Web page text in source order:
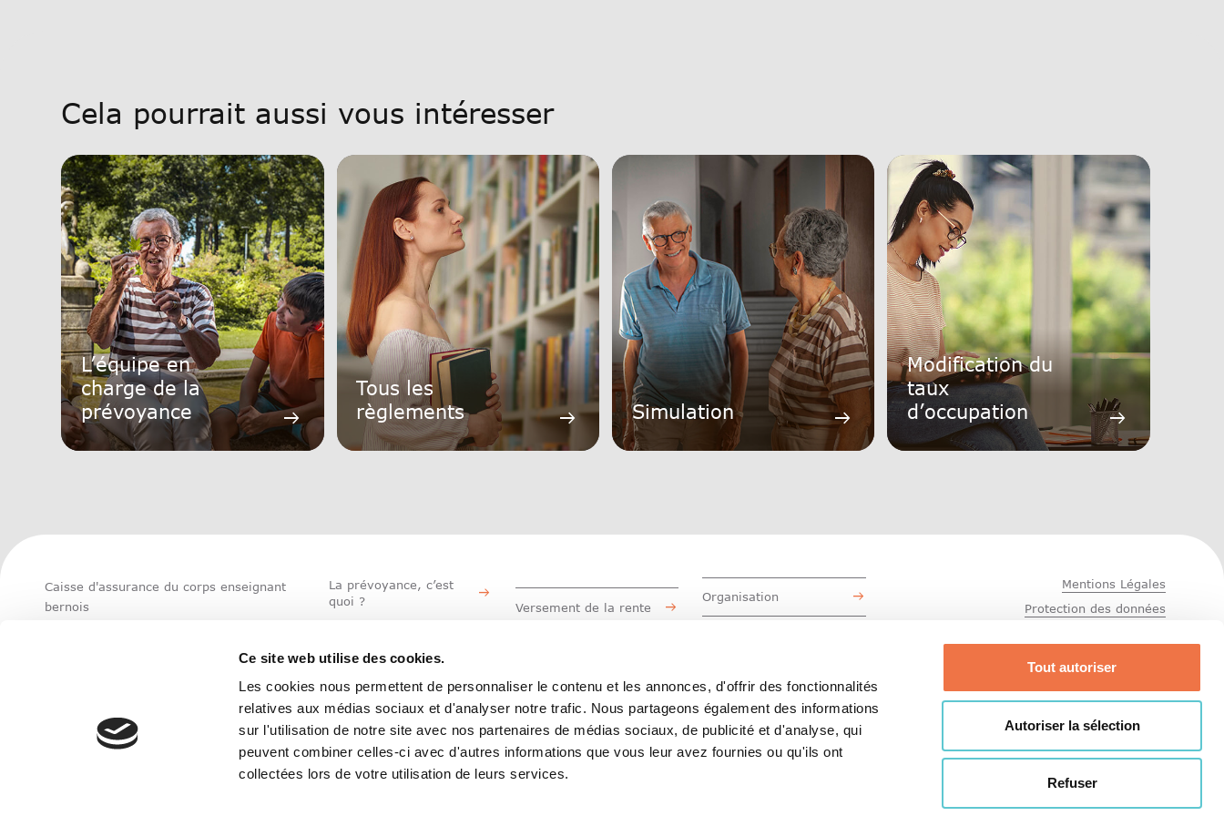
Ce site web utilise des cookies.
Les cookies nous permettent de personnaliser le contenu et les annonces, d'offrir des fonctionnalités
relatives aux médias sociaux et d'analyser notre trafic. Nous partageons également des informations
sur l'utilisation de notre site avec nos partenaires de médias sociaux, de publicité et d'analyse, qui
peuvent combiner celles-ci avec d'autres informations que vous leur avez fournies ou qu'ils ont
collectées lors de votre utilisation de leurs services.
Tout autoriser
Autoriser la sélection
Refuser
Cela pourrait aussi vous intéresser
L’équipe en
charge de la
prévoyance
arrow_right_alt
Tous les
règlements
arrow_right_alt Simulation arrow_right_alt
Modification du
taux
d’occupation
arrow_right_alt
Caisse d'assurance du corps enseignant
bernois
Ouvert : Lun-Ven 08:00-12:00/13:00-16:30
info@blvk.ch
La prévoyance, c’est
quoi ?
situation personnelle
Optimiser sa
prévoyance
Versement de la rente
Informations destinées
aux employeurs
Organisation
Contact
Mentions Légales
Protection des données